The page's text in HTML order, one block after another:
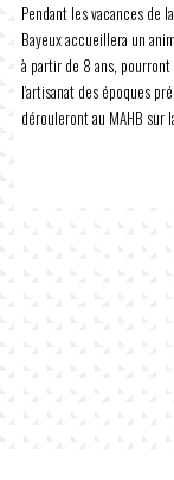
Pendant les vacances de
Bayeux accueillera un
à partir de 8 ans,
l’artisanat des époques
dérouleront au MAHB sur